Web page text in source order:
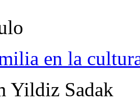
en la
Yildiz Sadak